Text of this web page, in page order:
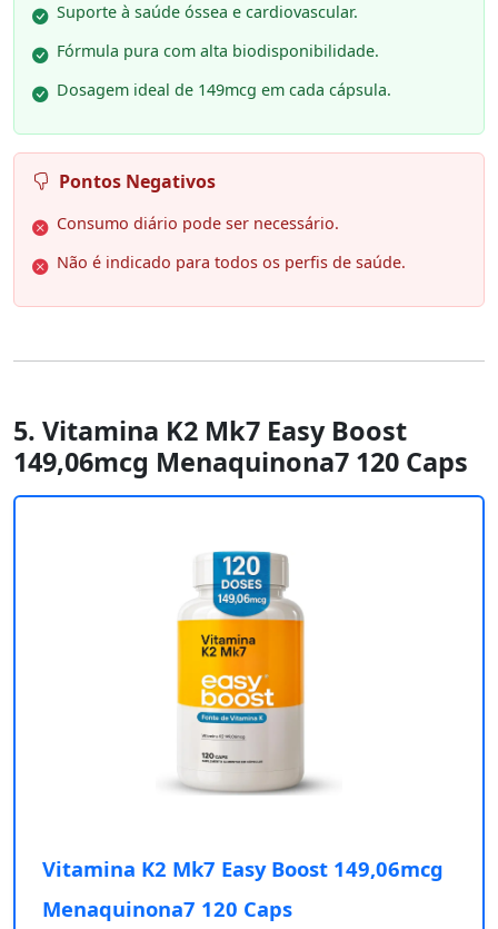
Suporte à saúde óssea e cardiovascular.
Fórmula pura com alta biodisponibilidade.
Dosagem ideal de 149mcg em cada cápsula.
Pontos Negativos
Consumo diário pode ser necessário.
Não é indicado para todos os perfis de saúde.
5. Vitamina K2 Mk7 Easy Boost
149,06mcg Menaquinona7 120 Caps
Vitamina K2 Mk7 Easy Boost 149,06mcg
Menaquinona7 120 Caps